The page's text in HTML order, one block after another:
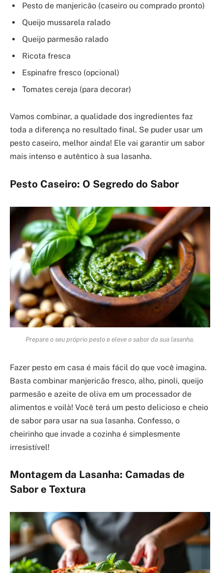
Pesto de manjericão (caseiro ou comprado pronto)
Queijo mussarela ralado
Queijo parmesão ralado
Ricota fresca
Espinafre fresco (opcional)
Tomates cereja (para decorar)
Vamos combinar, a qualidade dos ingredientes faz
toda a diferença no resultado final. Se puder usar um
pesto caseiro, melhor ainda! Ele vai garantir um sabor
mais intenso e autêntico à sua lasanha.
Pesto Caseiro: O Segredo do Sabor
Prepare o seu próprio pesto e eleve o sabor da sua lasanha.
Fazer pesto em casa é mais fácil do que você imagina.
Basta combinar manjericão fresco, alho, pinoli, queijo
parmesão e azeite de oliva em um processador de
alimentos e voilà! Você terá um pesto delicioso e cheio
de sabor para usar na sua lasanha. Confesso, o
cheirinho que invade a cozinha é simplesmente
irresistível!
Montagem da Lasanha: Camadas de
Sabor e Textura